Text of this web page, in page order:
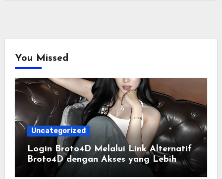
You Missed
Uncategorized
Login Broto4D Melalui Link Alternatif
Broto4D dengan Akses yang Lebih
Lancar